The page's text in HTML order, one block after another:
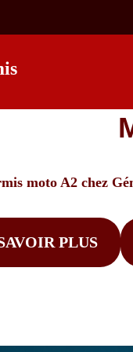
moto A2 chez
PLUS